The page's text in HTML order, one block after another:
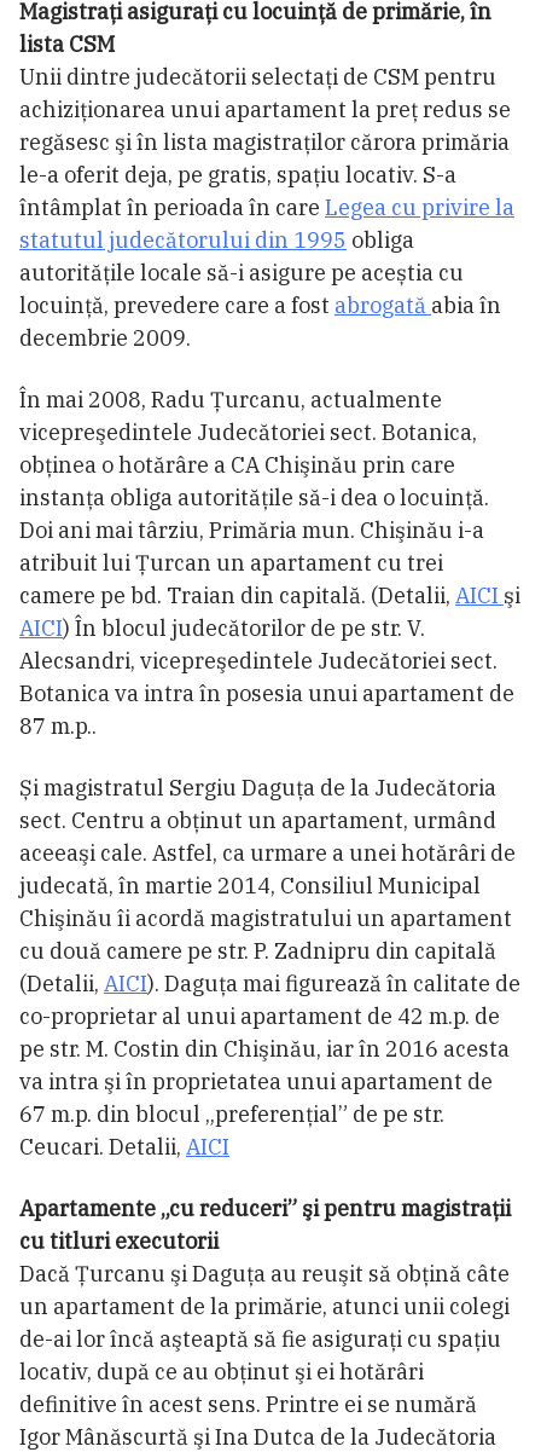
Magistraţi asiguraţi cu locuinţă de primărie, în
lista CSM
Unii dintre judecătorii selectaţi de CSM pentru
achiziţionarea unui apartament la preţ redus se
regăsesc şi în lista magistraţilor cărora primăria
le-a oferit deja, pe gratis, spaţiu locativ. S-a
întâmplat în perioada în care Legea cu privire la
statutul judecătorului din 1995 obliga
autoritățile locale să-i asigure pe aceștia cu
locuință, prevedere care a fost abrogată abia în
decembrie 2009.
În mai 2008, Radu Ţurcanu, actualmente
vicepreşedintele Judecătoriei sect. Botanica,
obţinea o hotărâre a CA Chişinău prin care
instanţa obliga autorităţile să-i dea o locuință.
Doi ani mai târziu, Primăria mun. Chişinău i-a
atribuit lui Ţurcan un apartament cu trei
camere pe bd. Traian din capitală. (Detalii, AICI şi
AICI) În blocul judecătorilor de pe str. V.
Alecsandri, vicepreşedintele Judecătoriei sect.
Botanica va intra în posesia unui apartament de
87 m.p..
Și magistratul Sergiu Daguţa de la Judecătoria
sect. Centru a obţinut un apartament, urmând
aceeaşi cale. Astfel, ca urmare a unei hotărâri de
judecată, în martie 2014, Consiliul Municipal
Chişinău îi acordă magistratului un apartament
cu două camere pe str. P. Zadnipru din capitală
(Detalii, AICI). Daguţa mai figurează în calitate de
co-proprietar al unui apartament de 42 m.p. de
pe str. M. Costin din Chişinău, iar în 2016 acesta
va intra şi în proprietatea unui apartament de
67 m.p. din blocul „preferenţial” de pe str.
Ceucari. Detalii, AICI
Apartamente „cu reduceri” şi pentru magistraţii
cu titluri executorii
Dacă Ţurcanu şi Daguţa au reuşit să obţină câte
un apartament de la primărie, atunci unii colegi
de-ai lor încă aşteaptă să fie asiguraţi cu spaţiu
locativ, după ce au obţinut şi ei hotărâri
definitive în acest sens. Printre ei se numără
Igor Mânăscurtă şi Ina Dutca de la Judecătoria